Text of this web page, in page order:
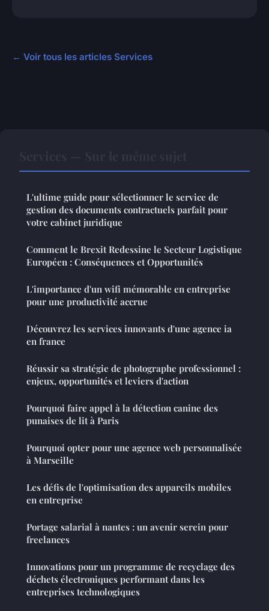
← Voir tous les articles Services
L'ultime guide pour sélectionner le service de
gestion des documents contractuels parfait pour
votre cabinet juridique
Comment le Brexit Redessine le Secteur Logistique
Européen : Conséquences et Opportunités
L'importance d'un wifi mémorable en entreprise
pour une productivité accrue
Découvrez les services innovants d'une agence ia
en france
Réussir sa stratégie de photographe professionnel :
enjeux, opportunités et leviers d'action
Pourquoi faire appel à la détection canine des
punaises de lit à Paris
Pourquoi opter pour une agence web personnalisée
à Marseille
Les défis de l'optimisation des appareils mobiles
en entreprise
Portage salarial à nantes : un avenir serein pour
freelances
Innovations pour un programme de recyclage des
déchets électroniques performant dans les
entreprises technologiques